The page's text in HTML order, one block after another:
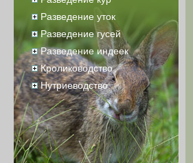
Разведение уток
Разведение гусей
Разведение индеек
Кролиководство
Нутриеводство